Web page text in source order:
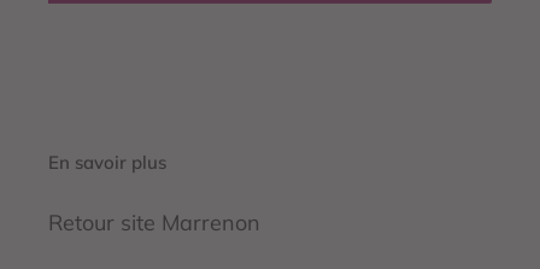
En savoir plus
Retour site Marrenon